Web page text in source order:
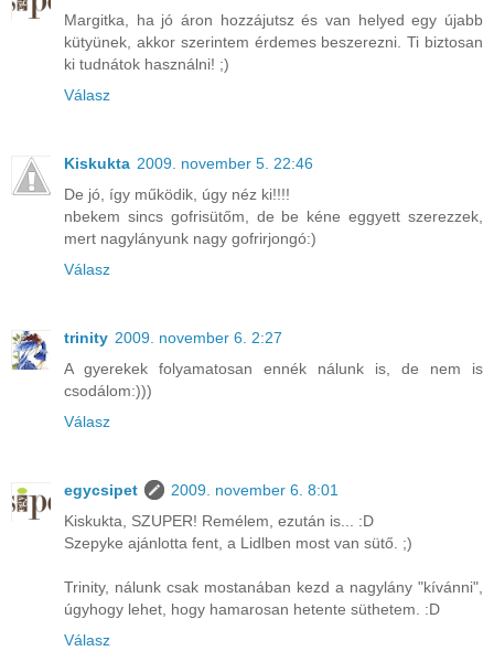
Margitka, ha jó áron hozzájutsz és van helyed egy újabb
kütyünek, akkor szerintem érdemes beszerezni. Ti biztosan
ki tudnátok használni! ;)
Válasz
Kiskukta 2009. november 5. 22:46
De jó, így működik, úgy néz ki!!!!
nbekem sincs gofrisütőm, de be kéne eggyett szerezzek,
mert nagylányunk nagy gofrirjongó:)
Válasz
trinity 2009. november 6. 2:27
A gyerekek folyamatosan ennék nálunk is, de nem is
csodálom:)))
Válasz
egycsipet
2009. november 6. 8:01
Kiskukta, SZUPER! Remélem, ezután is... :D
Szepyke ajánlotta fent, a Lidlben most van sütő. ;)
Trinity, nálunk csak mostanában kezd a nagylány "kívánni",
úgyhogy lehet, hogy hamarosan hetente süthetem. :D
Válasz